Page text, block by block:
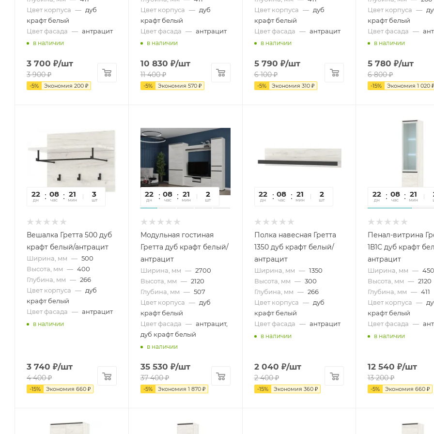
Цвет корпуса — дуб
крафт белый
Цвет фасада — антрацит
в наличии
3 700 ₽/шт
3 900₽
-5% Экономия 200 ₽
Цвет корпуса — дуб
крафт белый
Цвет фасада — антрацит
в наличии
10 830 ₽/шт
11 400₽
-5% Экономия 570₽
Цвет корпуса — дуб
крафт белый
Цвет фасада — антрацит
в наличии
5 790 ₽/шт
6 100₽
-5% Экономия 310₽
Цвет корпуса —
крафт белый
Цвет фасада —
в наличии
5 780 ₽/шт
6 800₽
-15% Экономия 1 020 ₽
22
дн
08
час
21
мин
00
сек
3
шт
Вешалка Гретта 500 дуб
крафт белый/антрацит
Ширина, мм — 500
Высота, мм — 400
Глубина, мм — 266
Цвет корпуса — дуб
крафт белый
Цвет фасада — антрацит
в наличии
3 740 ₽/шт
4 400₽
-15% Экономия 660 ₽
22
дн
08
час
21
мин
00
сек
2
шт
Модульная гостиная
Гретта дуб крафт белый/
антрацит
Ширина, мм — 2700
Высота, мм — 2120
Глубина, мм — 507
Цвет корпуса — дуб
крафт белый
Цвет фасада — антрацит,
дуб крафт белый
в наличии
35 530 ₽/шт
37 400₽
-5% Экономия 1 870₽
22
дн
08
час
21
мин
00
сек
2
шт
Полка навесная Гретта
1350 дуб крафт белый/
антрацит
Ширина, мм — 1350
Высота, мм — 300
Глубина, мм — 266
Цвет корпуса — дуб
крафт белый
Цвет фасада — антрацит
в наличии
2 040 ₽/шт
2 400₽
-15% Экономия 360₽
22
дн
08
час
21
мин
Пенал-витрина
1В1С дуб крафт
антрацит
Ширина, мм — 450
Высота, мм — 2120
Глубина, мм — 411
Цвет корпуса —
крафт белый
Цвет фасада —
в наличии
12 540 ₽/шт
13 200₽
-5% Экономия 660 ₽